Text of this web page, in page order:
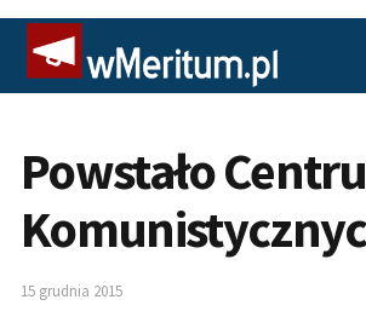
Powstało
15 grudnia 2015